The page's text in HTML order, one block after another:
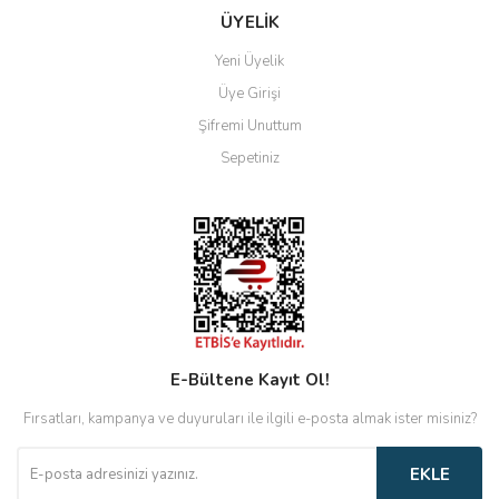
ÜYELİK
Yeni Üyelik
Üye Girişi
Şifremi Unuttum
Sepetiniz
E-Bültene Kayıt Ol!
Fırsatları, kampanya ve duyuruları ile ilgili e-posta almak ister misiniz?
EKLE